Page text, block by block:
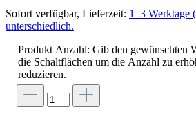
Sofort verfügbar, Lieferzeit: 1–3 Werktage
unterschiedlich.
Produkt Anzahl: Gib den gewünschten
die Schaltflächen um die Anzahl zu
reduzieren.